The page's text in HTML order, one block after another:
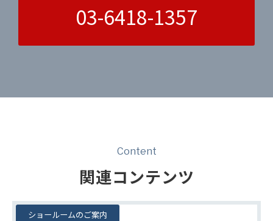
03-6418-1357
Content
関連コンテンツ
ショールームのご案内